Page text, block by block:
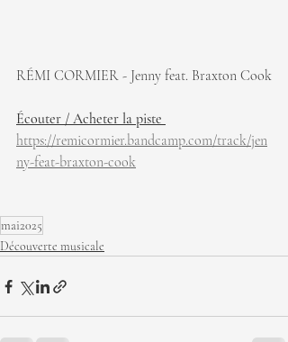
RÉMI CORMIER - Jenny feat. Braxton Cook
Écouter / Acheter la piste
https://remicormier.bandcamp.com/track/jen
ny-feat-braxton-cook
mai2025
Découverte musicale